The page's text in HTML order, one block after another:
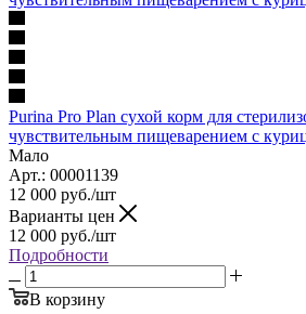
Purina Pro Plan сухой корм для
чувствительным пищеварением с
Мало
Арт.: 00001139
12 000 руб./шт
Варианты цен
12 000 руб./шт
Подробности
В корзину